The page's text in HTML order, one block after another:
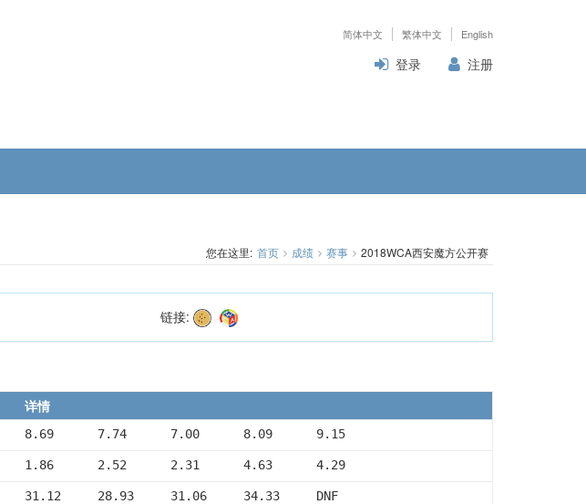
简体中文 繁体中文 English
登录 注册
您在这里: 首页 成绩 赛事 2018WCA西安魔方公开赛
链接:
详情
8.69      7.74      7.00      8.09      9.15
1.86      2.52      2.31      4.63      4.29
31.12     28.93     31.06     34.33     DNF